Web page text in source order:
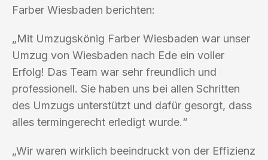
Farber Wiesbaden berichten:
„Mit Umzugskönig Farber Wiesbaden war unser
Umzug von Wiesbaden nach Ede ein voller
Erfolg! Das Team war sehr freundlich und
professionell. Sie haben uns bei allen Schritten
des Umzugs unterstützt und dafür gesorgt, dass
alles termingerecht erledigt wurde.“
„Wir waren wirklich beeindruckt von der Effizienz